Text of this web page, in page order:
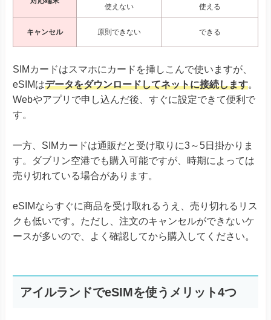
使えない
使える
キャンセル 原則できない できる
SIMカードはスマホにカードを挿しこんで使いますが、
eSIMはデータをダウンロードしてネットに接続します。
Webやアプリで申し込んだ後、すぐに設定できて便利で
す。
一方、SIMカードは通販だと受け取りに3～5日掛かりま
す。ダブリン空港でも購入可能ですが、時期によっては
売り切れている場合があります。
eSIMならすぐに商品を受け取れるうえ、売り切れるリス
クも低いです。ただし、注文のキャンセルができないケ
ースが多いので、よく確認してから購入してください。
アイルランドでeSIMを使うメリット4つ